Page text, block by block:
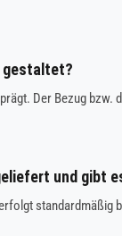
gestaltet?
Der Bezug bzw.
und gibt
standardmäßig